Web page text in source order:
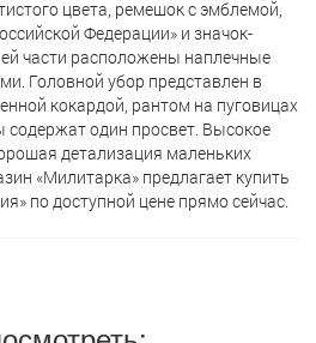
цвета, ремешок с эмблемой,
Федерации» и значок-
части расположены наплечные
Головной убор представлен в
кокардой, рантом на пуговицах
один просвет. Высокое
детализация маленьких
«Милитарка» предлагает кyпить
по доступной цене прямо сейчас.